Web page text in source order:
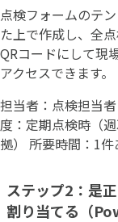
点検フォームのテ
た上で作成し、全
QRコードにして現
アクセスできます。
担当者：点検担当
度：定期点検時（
拠） 所要時間：1
ステップ2：是
割り当てる（